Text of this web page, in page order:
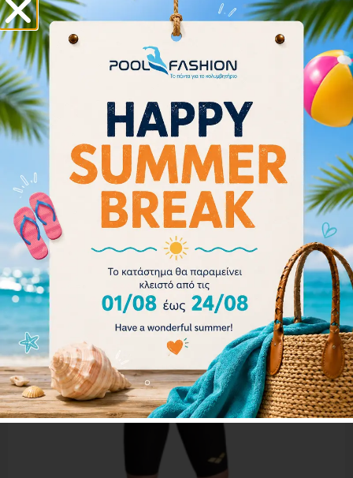
Back 001129-553
380.00
342.00€
Επιλογή
- 18%